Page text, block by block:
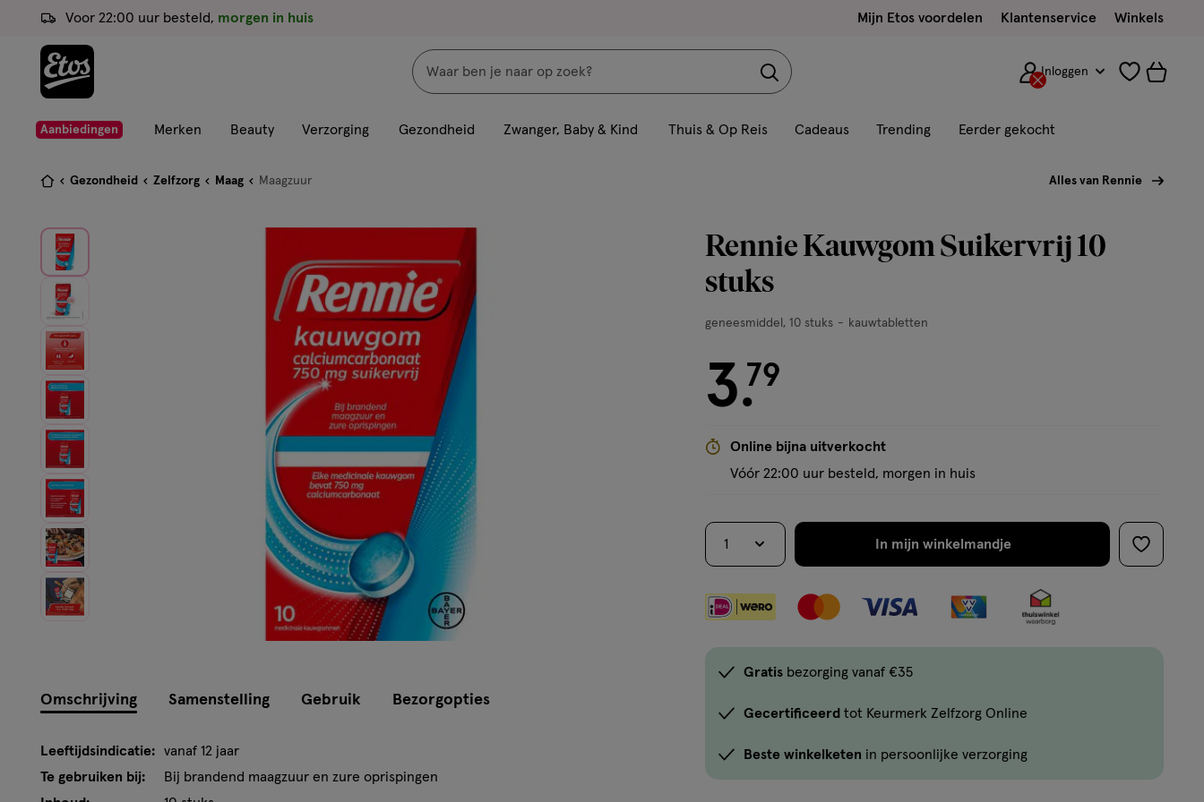
ga
de
hoofd
ga
de
naar
footer
Voor 22:00 uur besteld, morgen in huis Mijn Etos voordelen Klantenservice Winkels
Zoeken
met
venster
met
geavanceerde
zoekopties
Inloggen
Aanbiedingen Merken Beauty Verzorging Gezondheid Zwanger, Baby & Kind Thuis & Op Reis Cadeaus Trending Eerder gekocht
Je
hier:
Gezondheid Zelfzorg Maag Maagzuur Alles van Rennie
Rennie Kauwgom Suikervrij 10
stuks
geneesmiddel,
stuks,
kauwtabletten
geneesmiddel 10 stuks kauwtabletten
€ 3.79
3.79
Online bijna uitverkocht
Vóór 22:00 uur besteld, morgen in huis
1 In mijn winkelmandje
verhoog
met
Je
maximaal
Gratisbezorging vanaf €35
Gecertificeerd tot Keurmerk Zelfzorg Online
Beste winkelketen in persoonlijke verzorging
Omschrijving Samenstelling Gebruik Bezorgopties
Leeftijdsindicatie:
vanaf 12 jaar
Te gebruiken bij:
Bij brandend maagzuur en zure oprispingen